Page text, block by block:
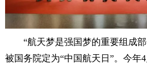
“航天梦是强国梦的重要组成
被国务院定为“中国航天日”。今年